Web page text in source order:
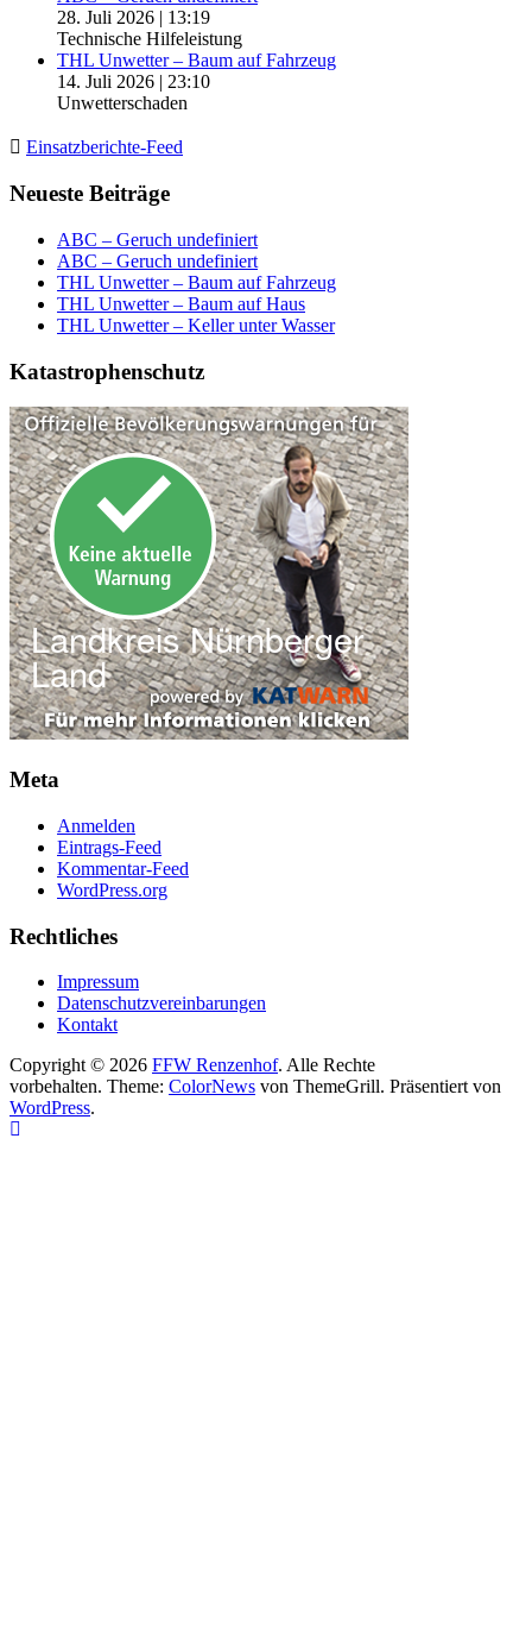
28. Juli 2026 | 13:19
Technische Hilfeleistung
THL Unwetter – Baum auf Fahrzeug
14. Juli 2026 | 23:10
Unwetterschaden
Einsatzberichte-Feed
Neueste Beiträge
ABC – Geruch undefiniert
ABC – Geruch undefiniert
THL Unwetter – Baum auf Fahrzeug
THL Unwetter – Baum auf Haus
THL Unwetter – Keller unter Wasser
Katastrophenschutz
Meta
Anmelden
Eintrags-Feed
Kommentar-Feed
WordPress.org
Rechtliches
Impressum
Datenschutzvereinbarungen
Kontakt
Copyright © 2026 FFW Renzenhof. Alle Rechte
vorbehalten. Theme: ColorNews von ThemeGrill. Präsentiert von
WordPress.